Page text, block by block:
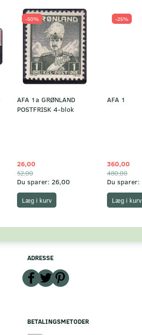
-50%
AFA 1a GRØNLAND
POSTFRISK 4-blok
26,00
52,00
Du sparer: 26,00
Læg i kurv
-25%
AFA 1
360,00
480,00
Du sparer:
Læg i kurv
ADRESSE
BETALINGSMETODER